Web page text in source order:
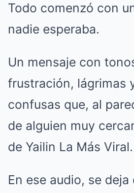
Todo comenzó con
nadie esperaba.
Un mensaje con
frustración, lágrimas
confusas que, al
de alguien muy
de Yailin La Más Viral.
En ese audio, se